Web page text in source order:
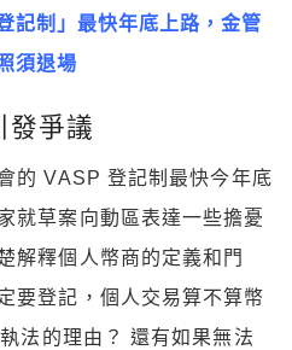
記制」最快年底上路，金管
須退場
發爭議
的 VASP 登記制最快今年底
就草案向動區表達一些擔憂
解釋個人幣商的定義和門
要登記，個人交易算不算幣
法的理由？ 還有如果無法